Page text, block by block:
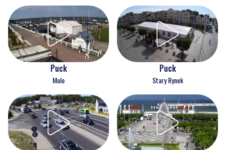
Puck
Molo
Puck
Stary Rynek